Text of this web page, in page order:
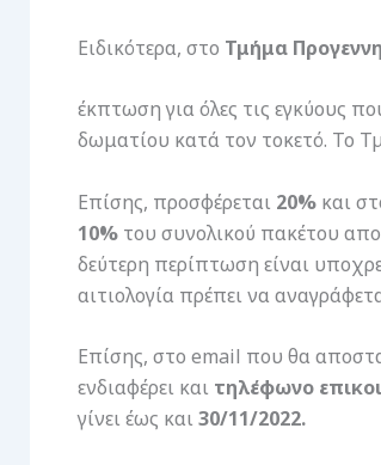
Ειδικότερα, στο Τμήμα
έκπτωση για όλες τις εγκύους
δωματίου κατά τον τοκετό. Το
Επίσης, προσφέρεται 20% και
10% του συνολικού πακέτου
δεύτερη περίπτωση είναι
αιτιολογία πρέπει να
Επίσης, στο email που θα
ενδιαφέρει και τηλέφωνο
γίνει έως και 30/11/2022.